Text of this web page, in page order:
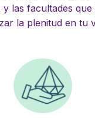
las facultades
la plenitud en tu